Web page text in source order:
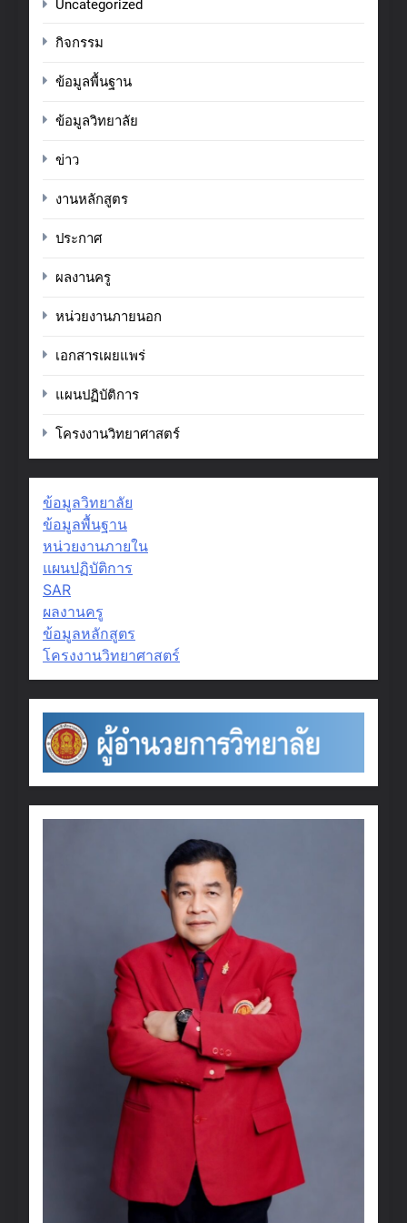
Uncategorized
กิจกรรม
ข้อมูลพื้นฐาน
ข้อมูลวิทยาลัย
ข่าว
งานหลักสูตร
ประกาศ
ผลงานครู
หน่วยงานภายนอก
เอกสารเผยแพร่
แผนปฏิบัติการ
โครงงานวิทยาศาสตร์
ข้อมูลวิทยาลัย
ข้อมูลพื้นฐาน
หน่วยงานภายใน
แผนปฏิบัติการ
SAR
ผลงานครู
ข้อมูลหลักสูตร
โครงงานวิทยาศาสตร์